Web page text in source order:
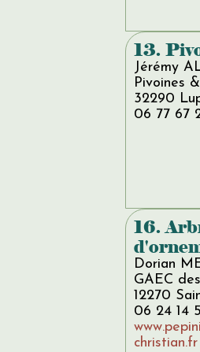
13.
Jérémy
Pivoines
32290
06 77 67
16.
Dorian
GAEC
12270
06 24 14
christian.fr